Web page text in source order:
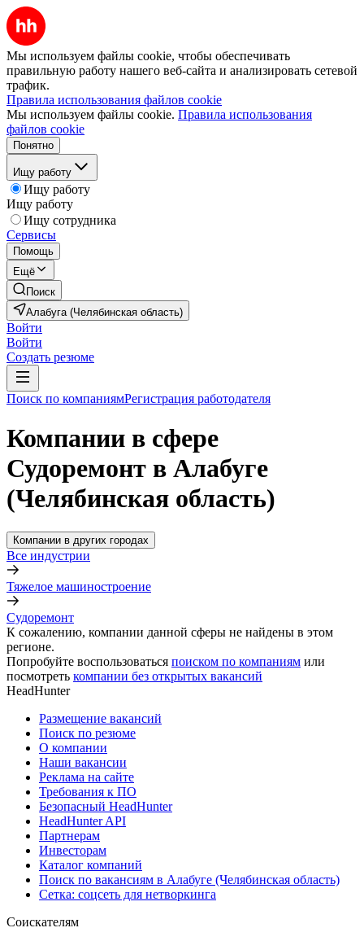
Мы используем файлы cookie, чтобы обеспечивать
правильную работу нашего веб-сайта и анализировать сетевой
трафик.
Правила использования файлов cookie
Мы используем файлы cookie. Правила использования
файлов cookie
Понятно
Ищу работу
Ищу работу
Ищу работу
Ищу сотрудника
Сервисы
Помощь
Ещё
Поиск
Алабуга (Челябинская область)
Войти
Войти
Создать резюме
Поиск по компаниямРегистрация работодателя
Компании в сфере
Судоремонт в Алабуге
(Челябинская область)
Компании в других городах
Все индустрии
Тяжелое машиностроение
Судоремонт
К сожалению, компании данной сферы не найдены в этом
регионе.
Попробуйте воспользоваться поиском по компаниям или
посмотреть компании без открытых вакансий
HeadHunter
Размещение вакансий
Поиск по резюме
О компании
Наши вакансии
Реклама на сайте
Требования к ПО
Безопасный HeadHunter
HeadHunter API
Партнерам
Инвесторам
Каталог компаний
Поиск по вакансиям в Алабуге (Челябинская область)
Сетка: соцсеть для нетворкинга
Соискателям